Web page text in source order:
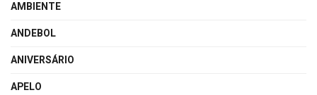
AMBIENTE
ANDEBOL
ANIVERSÁRIO
APELO